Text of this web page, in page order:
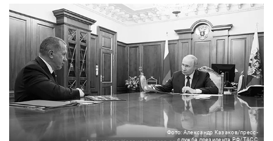
Фото: Александр Казаков/пресс-
служба президента РФ/ТАСС